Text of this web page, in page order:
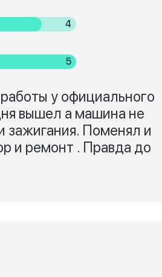
4
5
у официального
вышел а машина не
зажигания. Поменял и
и ремонт . Правда до